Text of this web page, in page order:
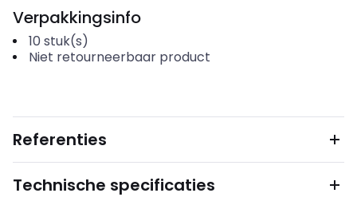
Verpakkingsinfo
10 stuk(s)
Niet retourneerbaar product
Referenties
Technische specificaties